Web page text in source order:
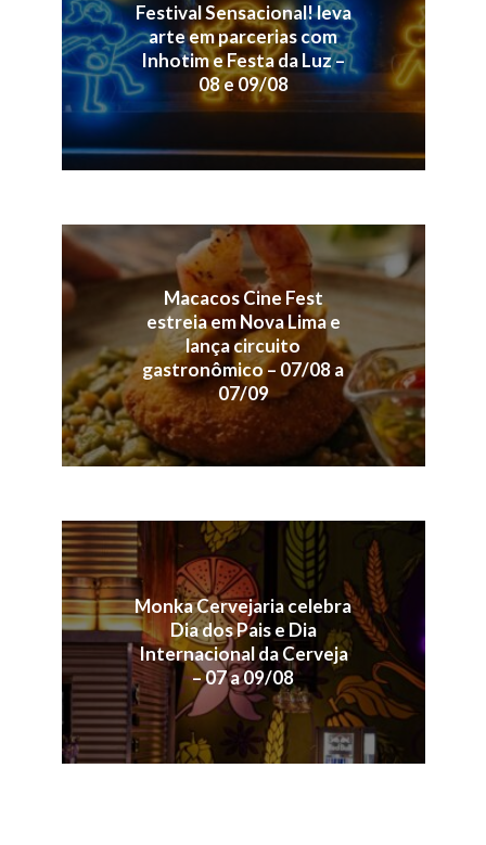
Festival Sensacional! leva
arte em parcerias com
Inhotim e Festa da Luz –
08 e 09/08
Macacos Cine Fest
estreia em Nova Lima e
lança circuito
gastronômico – 07/08 a
07/09
Monka Cervejaria celebra
Dia dos Pais e Dia
Internacional da Cerveja
– 07 a 09/08